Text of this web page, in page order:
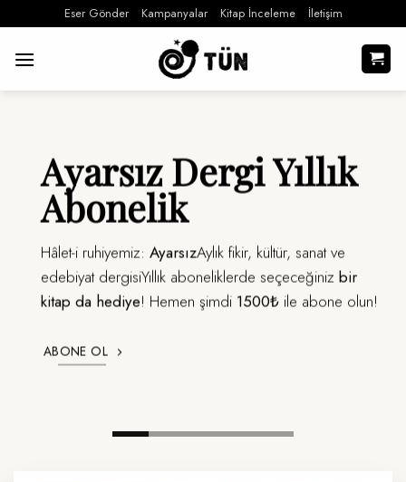
atla
Eser Gönder Kampanyalar Kitap İnceleme İletişim
Ayarsız Dergi Yıllık
Abonelik
Hâlet-i ruhiyemiz: AyarsızAylık fikir, kültür, sanat ve
edebiyat dergisiYıllık aboneliklerde seçeceğiniz bir
kitap da hediye! Hemen şimdi 1500₺ile abone olun!
ABONE OL